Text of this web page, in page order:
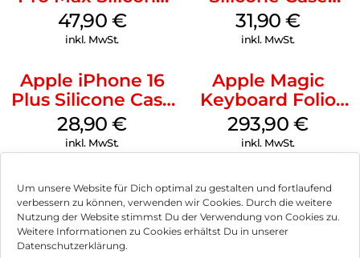
Um unsere Website für Dich optimal zu gestalten und fortlaufend
verbessern zu können, verwenden wir Cookies. Durch die weitere
Nutzung der Website stimmst Du der Verwendung von Cookies zu.
Weitere Informationen zu Cookies erhältst Du in unserer
Datenschutzerklärung.
Case MagSafe
Black
47,90 €
inkl. MwSt.
MagSafe Fuchsia
31,90€
inkl. MwSt.
Apple iPhone 16
Plus Silicone Case
MagSafe Black
28,90€
inkl. MwSt.
Apple Magic
Keyboard Folio
iPad 10.9″ (10.Gen.)
Weiß
293,90€
inkl. MwSt.
Impressum